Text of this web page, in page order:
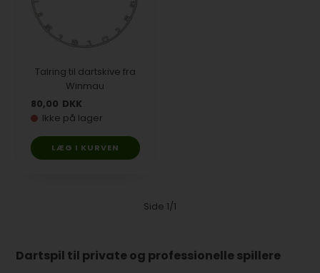
Talring til dartskive fra
Winmau
80,00 DKK
Ikke på lager
Side 1/1
Dartspil til private og professionelle spillere